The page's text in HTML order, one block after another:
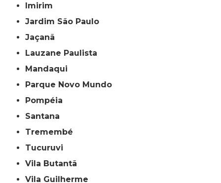
Imirim
Jardim São Paulo
Jaçanã
Lauzane Paulista
Mandaqui
Parque Novo Mundo
Pompéia
Santana
Tremembé
Tucuruvi
Vila Butantã
Vila Guilherme